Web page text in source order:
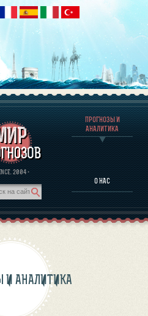
2004 ·
ПРОГНОЗЫ И
АНАЛИТИКА
О НАС
ЧЕЛОВЕКА
ВЫДАЮЩИХСЯ ЛИЧНОСТЕЙ
И АНАЛИТИКА
И АНАЛИТИКА